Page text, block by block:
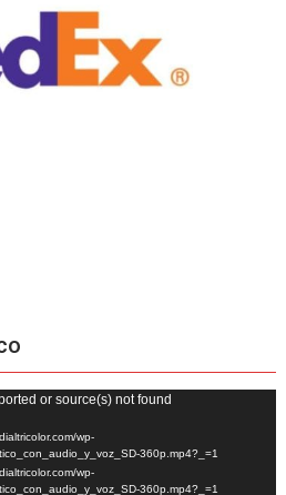
or source(s) not found
wp-
360p.mp4?_=1
wp-
360p.mp4?_=1